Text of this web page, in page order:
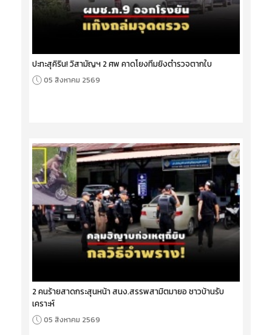
ปะทะสุคิริน! วิสามัญฯ 2 ศพ คาดโยงทีมยิงตำรวจตากใบ
05 สิงหาคม 2569
2 คนร้ายสาดกระสุนหน้า สนง.สรรพสามิตมายอ ชาวบ้านรับ
เคราะห์
05 สิงหาคม 2569